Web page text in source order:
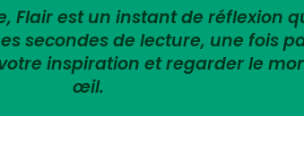
Flair est un instant de réflexion
secondes de lecture, une fois
inspiration et regarder le
œil.